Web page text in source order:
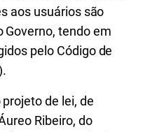
aos usuários são
Governo, tendo em
pelo Código de
de lei, de
Ribeiro, do